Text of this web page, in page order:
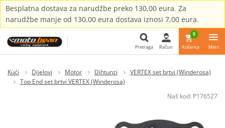
Besplatna dostava za narudžbe preko 130,00 eura. Za
narudžbe manje od 130,00 eura dostava iznosi 7,00 eura.
Pretraga
Pretraga Račun
0
Košarica Meni
Kući Dijelovi Motor Dihtunzi
VERTEX set brtvi (Winderosa)
Top End set brtvi VERTEX (Winderosa)
Naš kod: P176527